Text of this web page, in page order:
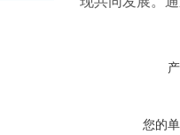
您的